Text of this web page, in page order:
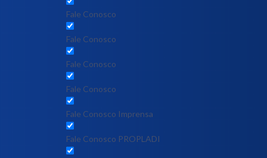
Fale Conosco
Fale Conosco
Fale Conosco
Fale Conosco
Fale Conosco Imprensa
Fale Conosco PROPLADI